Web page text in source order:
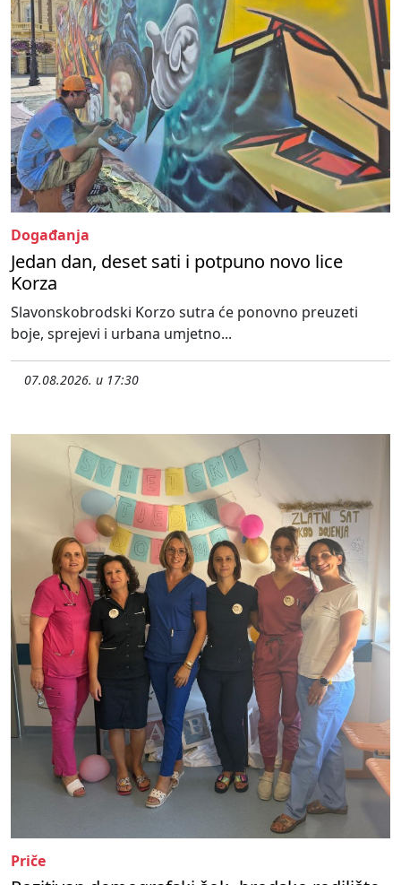
Događanja
Jedan dan, deset sati i potpuno novo lice
Korza
Slavonskobrodski Korzo sutra će ponovno preuzeti
boje, sprejevi i urbana umjetno...
07.08.2026. u 17:30
Priče